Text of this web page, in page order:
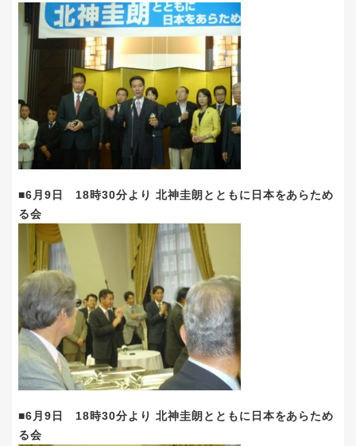
■6月9日 18時30分より 北神圭朗とともに日本をあらため
る会
■6月9日 18時30分より 北神圭朗とともに日本をあらため
る会